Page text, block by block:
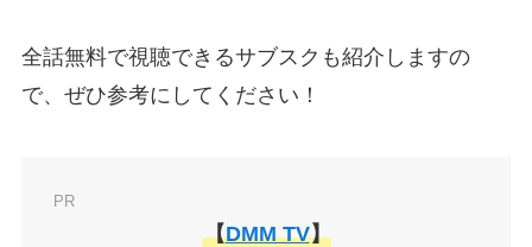
全話無料で視聴できるサブスクも紹介しますの
で、ぜひ参考にしてください！
PR
【DMM TV】